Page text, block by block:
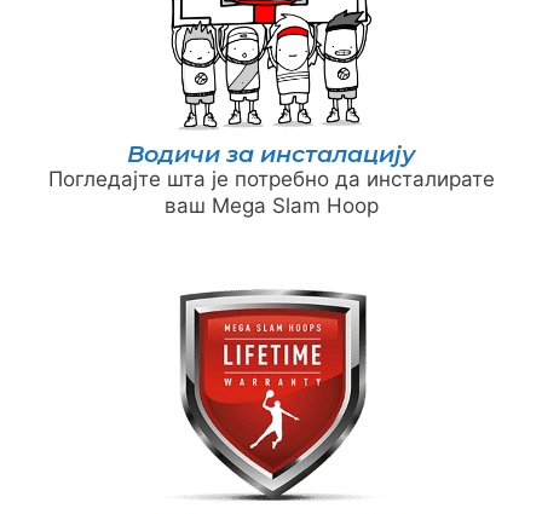
Водичи за инсталацију
Погледајте шта је потребно да инсталирате
ваш Mega Slam Hoop